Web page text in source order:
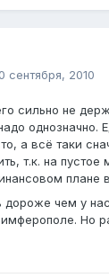
сентября, 2010
сильно не
однозначно.
а всё таки
т.к. на пустое
плане
дороже чем у
Но